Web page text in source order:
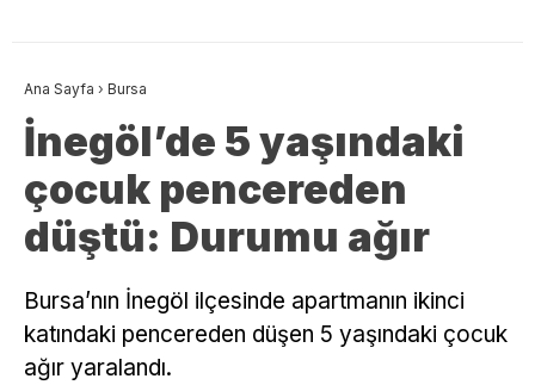
Ana Sayfa › Bursa
İnegöl’de 5 yaşındaki
çocuk pencereden
düştü: Durumu ağır
Bursa’nın İnegöl ilçesinde apartmanın ikinci
katındaki pencereden düşen 5 yaşındaki çocuk
ağır yaralandı.